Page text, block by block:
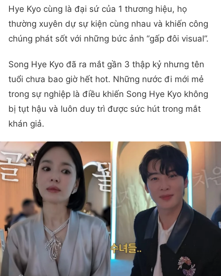
Hye Kyo cùng là đại sứ của 1 thương hiệu, họ
thường xuyên dự sự kiện cùng nhau và khiến công
chúng phát sốt với những bức ảnh “gấp đôi visual”.
Song Hye Kyo đã ra mắt gần 3 thập kỷ nhưng tên
tuổi chưa bao giờ hết hot. Những nước đi mới mẻ
trong sự nghiệp là điều khiến Song Hye Kyo không
bị tụt hậu và luôn duy trì được sức hút trong mắt
khán giả.